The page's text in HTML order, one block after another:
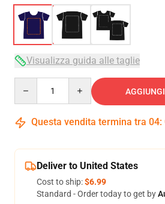
Visualizza guida alle taglie
Questa vendita termina tra 04:
Deliver to United States
Cost to ship:$6.99
Standard - Order today to get by